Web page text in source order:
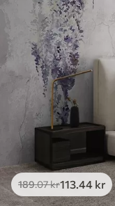
189.07kr113.44 kr